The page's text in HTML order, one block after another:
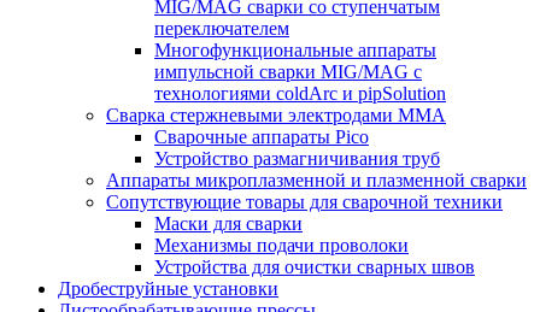
MIG/MAG сварки со ступенчатым
переключателем
Многофункциональные аппараты
импульсной сварки MIG/MAG с
технологиями coldArc и pipSolution
Сварка стержневыми электродами MMA
Сварочные аппараты Pico
Устройство размагничивания труб
Аппараты микроплазменной и плазменной сварки
Сопутствующие товары для сварочной техники
Маски для сварки
Механизмы подачи проволоки
Устройства для очистки сварных швов
Дробеструйные установки